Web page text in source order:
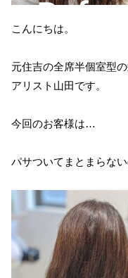
こんにちは。
元住吉の全席半個室型
アリスト山田です。
今回のお客様は…
パサついてまとまらな